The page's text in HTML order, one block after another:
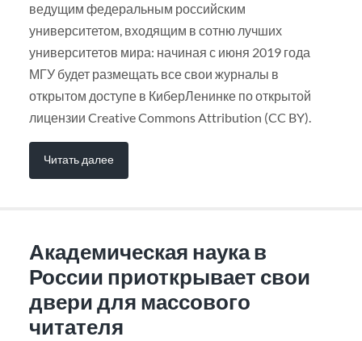
ведущим федеральным российским
университетом, входящим в сотню лучших
университетов мира: начиная с июня 2019 года
МГУ будет размещать все свои журналы в
открытом доступе в КиберЛенинке по открытой
лицензии Creative Commons Attribution (CC BY).
Читать далее
Академическая наука в
России приоткрывает свои
двери для массового
читателя